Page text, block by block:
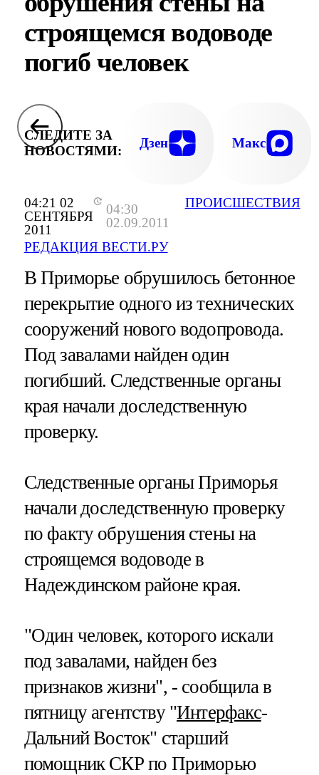
04:21 02
СЕНТЯБРЯ
2011
04:30
02.09.2011
РЕДАКЦИЯ ВЕСТИ.РУ
ПРОИСШЕСТВИЯ
строящемся водоводе
погиб человек
СЛЕДИТЕ ЗА
НОВОСТЯМИ:
Дзен Макс
В Приморье обрушилось бетонное
перекрытие одного из технических
сооружений нового водопровода.
Под завалами найден один
погибший. Следственные органы
края начали доследственную
проверку.
Следственные органы Приморья
начали доследственную проверку
по факту обрушения стены на
строящемся водоводе в
Надеждинском районе края.
"Один человек, которого искали
под завалами, найден без
признаков жизни", - сообщила в
пятницу агентству "Интерфакс-
Дальний Восток" старший
помощник СКР по Приморью